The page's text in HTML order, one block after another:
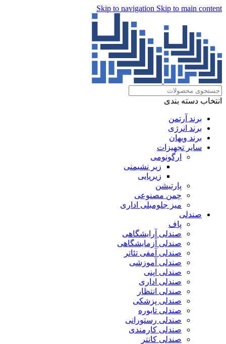
Skip to navigation Skip to main content
انتخاب دسته بندی
برند آرتمن
برند انرژی
برند ویهان
سایر تجهیزات
ارگونومی
زیر نشیمنی
زیرپایی
پارتیشن
چمن مصنوعی
میز جلومبلی اداری
صندلی
پاف
صندلی آرایشگاهی
صندلی آزمایشگاهی
صندلی آمفی تئاتر
صندلی آموزشی
صندلی اپنی
صندلی اداری
صندلی انتظار
صندلی پزشکی
صندلی تابوره
صندلی رستورانی
صندلی کارمندی
صندلی کانتر